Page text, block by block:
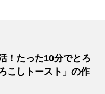
！たった10分でとろ
こしトースト」の作